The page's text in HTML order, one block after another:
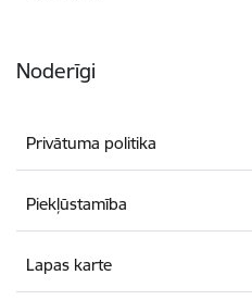
Noderīgi
Privātuma politika
Piekļūstamība
Lapas karte